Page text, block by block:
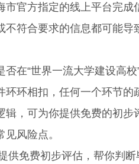
官方指定的线上平台完成
符合要求的信息都可能导
“世界一流大学建设高校
环相扣，任何一个环节的
，可为你提供免费的初步
风险点。
免费初步评估，帮你判断